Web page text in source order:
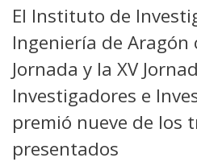
El Instituto de
Ingeniería de Aragón
Jornada y la XV
Investigadores e
premió nueve de los
presentados